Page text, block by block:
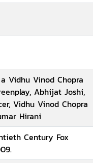
Vidhu Vinod Chopra
Abhijat Joshi,
Vidhu Vinod Chopra
Hirani
Century Fox